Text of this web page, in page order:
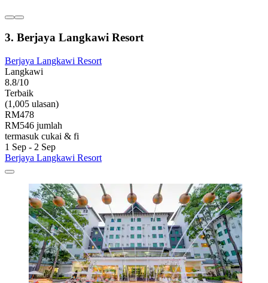
3. Berjaya Langkawi Resort
Berjaya Langkawi Resort
Langkawi
8.8/10
Terbaik
(1,005 ulasan)
RM478
RM546 jumlah
termasuk cukai & fi
1 Sep - 2 Sep
Berjaya Langkawi Resort